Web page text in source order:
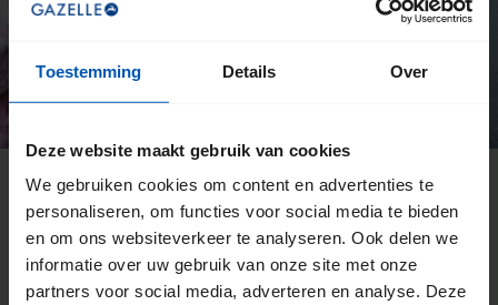
Toestemming Details Over
Deze website maakt gebruik van cookies
We gebruiken cookies om content en advertenties te
personaliseren, om functies voor social media te bieden
en om ons websiteverkeer te analyseren. Ook delen we
informatie over uw gebruik van onze site met onze
partners voor social media, adverteren en analyse. Deze
De voordelen van een Gazelle
fietsenwinkel